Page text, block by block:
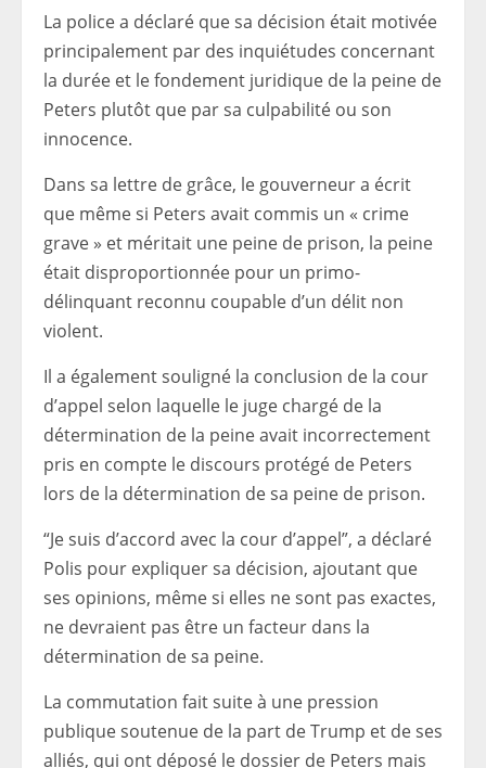
La police a déclaré que sa décision était motivée
principalement par des inquiétudes concernant
la durée et le fondement juridique de la peine de
Peters plutôt que par sa culpabilité ou son
innocence.
Dans sa lettre de grâce, le gouverneur a écrit
que même si Peters avait commis un « crime
grave » et méritait une peine de prison, la peine
était disproportionnée pour un primo-
délinquant reconnu coupable d’un délit non
violent.
Il a également souligné la conclusion de la cour
d’appel selon laquelle le juge chargé de la
détermination de la peine avait incorrectement
pris en compte le discours protégé de Peters
lors de la détermination de sa peine de prison.
“Je suis d’accord avec la cour d’appel”, a déclaré
Polis pour expliquer sa décision, ajoutant que
ses opinions, même si elles ne sont pas exactes,
ne devraient pas être un facteur dans la
détermination de sa peine.
La commutation fait suite à une pression
publique soutenue de la part de Trump et de ses
alliés, qui ont déposé le dossier de Peters mais